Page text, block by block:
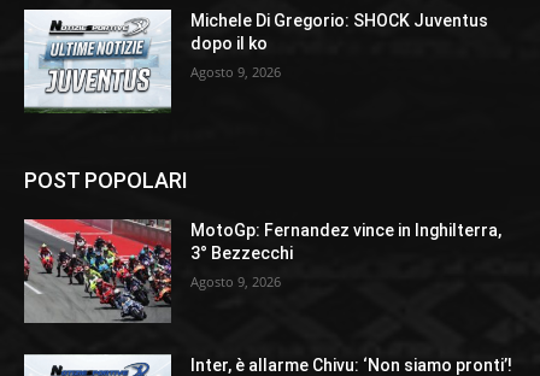
Michele Di Gregorio: SHOCK Juventus
dopo il ko
Agosto 9, 2026
POST POPOLARI
MotoGp: Fernandez vince in Inghilterra,
3° Bezzecchi
Agosto 9, 2026
Inter, è allarme Chivu: ‘Non siamo pronti’!